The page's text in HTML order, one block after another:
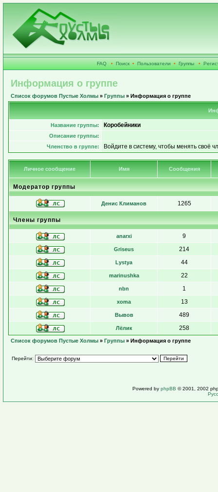
FAQ • Поиск • Пользователи • Группы •
Информация о группе
Список форумов Пустые Холмы » Группы » Информация о группе
Название группы: Коробейники
Описание группы:
Членство в группе:
Войдите в систему, чтобы менять своё
Личное сообщение Имя Сообщения
Модератор группы
Денис Климанов 1265
Члены группы
anarxi 9
Griseus 214
Lystya 44
marinushka 22
nbn 1
xoma 13
Вывов 489
Лёлик 258
Список форумов Пустые Холмы » Группы » Информация о группе
Перейти:
Powered by phpBB © 2001, 2002